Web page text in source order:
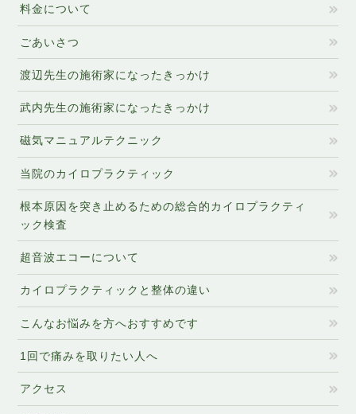
料金について
ごあいさつ
渡辺先生の施術家になったきっかけ
武内先生の施術家になったきっかけ
磁気マニュアルテクニック
当院のカイロプラクティック
根本原因を突き止めるための総合的カイロプラクティ
ック検査
超音波エコーについて
カイロプラクティックと整体の違い
こんなお悩みを方へおすすめです
1回で痛みを取りたい人へ
アクセス